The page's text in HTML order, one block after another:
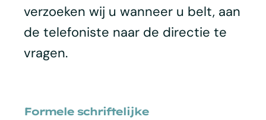
verzoeken wij u wanneer u belt, aan
de telefoniste naar de directie te
vragen.
Formele schriftelijke